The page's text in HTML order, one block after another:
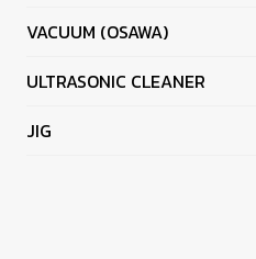
VACUUM (OSAWA)
ULTRASONIC CLEANER
JIG